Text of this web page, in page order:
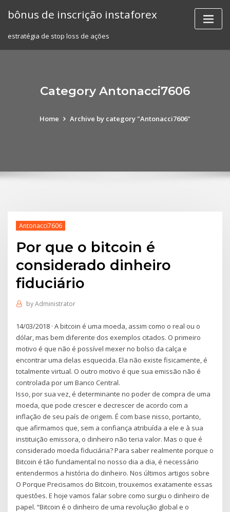
bônus de inscrição instaforex
estratégia de stop loss de ações
Category Antonacci7606
Home Archive by category "Antonacci7606"
Antonacci7606
Por que o bitcoin é
considerado dinheiro
fiduciário
byAdministrator
14/03/2018 · A bitcoin é uma moeda, assim como o real ou o
dólar, mas bem diferente dos exemplos citados. O primeiro
motivo é que não é possível mexer no bolso da calça e
encontrar uma delas esquecida. Ela não existe fisicamente, é
totalmente virtual. O outro motivo é que sua emissão não é
controlada por um Banco Central.
Isso, por sua vez, é determinante no poder de compra de uma
moeda, que pode crescer e decrescer de acordo com a
inflação de seu país de origem. É com base nisso, portanto,
que afirmamos que, sem a confiança atribuída a ele e à sua
instituição emissora, o dinheiro não teria valor. Mas o que é
considerado moeda fiduciária? Para saber realmente porque o
Bitcoin é tão fundamental no nosso dia a dia, é necessário
entendermos a história do dinheiro. Nos últimos artigos sobre
O Porque Precisamos do Bitcoin, trouxemos exatamente essas
questões. E hoje vamos falar sobre como surgiu o dinheiro de
papel. “Bitcoin é o dinheiro de uma revolução global e o